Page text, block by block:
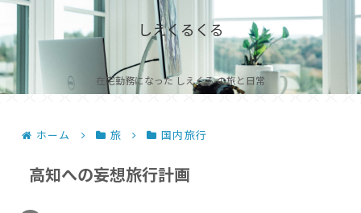
しえくるくる
在宅勤務になった しえくる の旅と日常
ホーム 旅 国内旅行
高知への妄想旅行計画